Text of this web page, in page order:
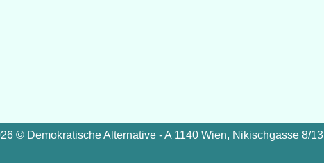
© Demokratische Alternative - A 1140 Wien, Nikischgasse 8/13